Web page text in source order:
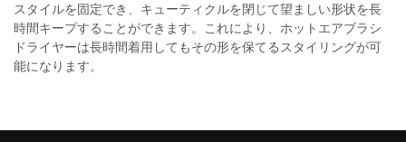
スタイルを固定でき、キューティクルを閉じて望ましい形状を長
時間キープすることができます。これにより、ホットエアブラシ
ドライヤーは長時間着用してもその形を保てるスタイリングが可
能になります。